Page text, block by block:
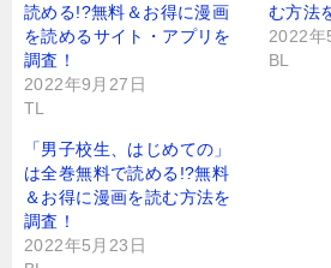
読める!?無料＆お得に漫画
を読めるサイト・アプリを
調査！
2022年9月27日
TL
む⽅法
2022年
BL
「男子校生、はじめての」
は全巻無料で読める!?無料
＆お得に漫画を読む⽅法を
調査！
2022年5月23日